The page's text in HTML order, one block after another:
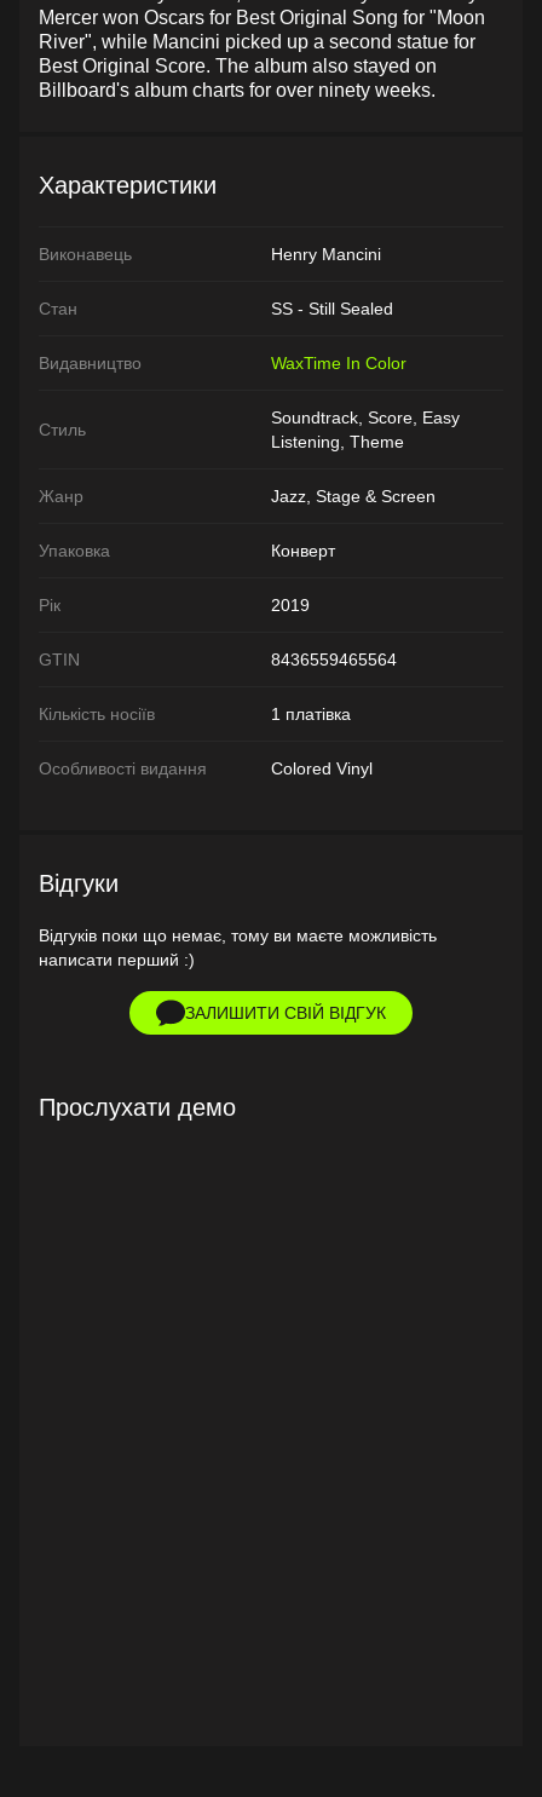
Mercer won Oscars for Best Original Song for "Moon
River", while Mancini picked up a second statue for
Best Original Score. The album also stayed on
Billboard's album charts for over ninety weeks.
Характеристики
Виконавець Henry Mancini
Стан SS - Still Sealed
Видавництво WaxTime In Color
Стиль
Soundtrack, Score, Easy
Listening, Theme
Жанр Jazz, Stage & Screen
Упаковка Конверт
Рік 2019
GTIN 8436559465564
Кількість носіїв 1 платівка
Особливості видання Colored Vinyl
Відгуки
Відгуків поки що немає, тому ви маєте можливість
написати перший :)
ЗАЛИШИТИ СВІЙ ВІДГУК
Прослухати демо